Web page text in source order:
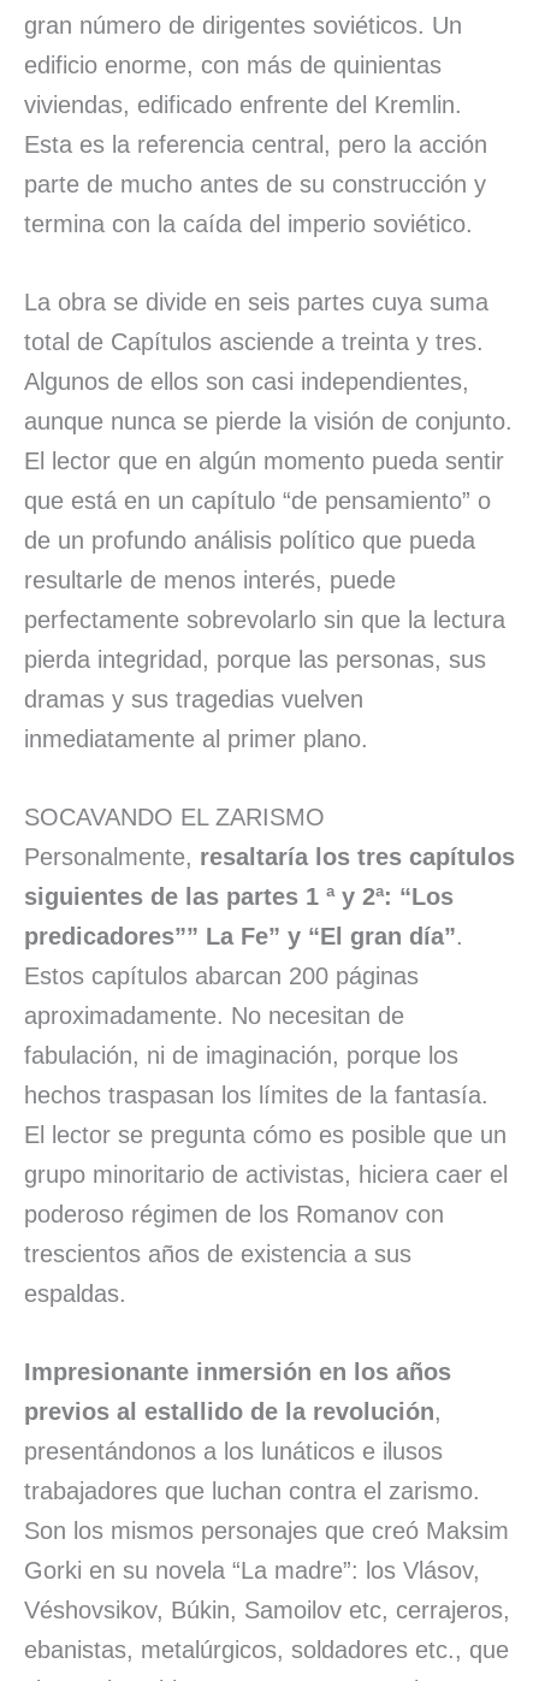
gran número de dirigentes soviéticos. Un
edificio enorme, con más de quinientas
viviendas, edificado enfrente del Kremlin.
Esta es la referencia central, pero la acción
parte de mucho antes de su construcción y
termina con la caída del imperio soviético.
La obra se divide en seis partes cuya suma
total de Capítulos asciende a treinta y tres.
Algunos de ellos son casi independientes,
aunque nunca se pierde la visión de conjunto.
El lector que en algún momento pueda sentir
que está en un capítulo “de pensamiento” o
de un profundo análisis político que pueda
resultarle de menos interés, puede
perfectamente sobrevolarlo sin que la lectura
pierda integridad, porque las personas, sus
dramas y sus tragedias vuelven
inmediatamente al primer plano.
SOCAVANDO EL ZARISMO
Personalmente, resaltaría los tres capítulos
siguientes de las partes 1 ª y 2ª: “Los
predicadores”” La Fe” y “El gran día”.
Estos capítulos abarcan 200 páginas
aproximadamente. No necesitan de
fabulación, ni de imaginación, porque los
hechos traspasan los límites de la fantasía.
El lector se pregunta cómo es posible que un
grupo minoritario de activistas, hiciera caer el
poderoso régimen de los Romanov con
trescientos años de existencia a sus
espaldas.
Impresionante inmersión en los años
previos al estallido de la revolución,
presentándonos a los lunáticos e ilusos
trabajadores que luchan contra el zarismo.
Son los mismos personajes que creó Maksim
Gorki en su novela “La madre”: los Vlásov,
Véshovsikov, Búkin, Samoilov etc, cerrajeros,
ebanistas, metalúrgicos, soldadores etc., que